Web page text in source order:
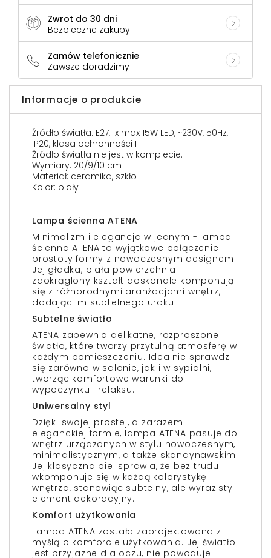
Zwrot do 30 dni
Bezpieczne zakupy
Zamów telefonicznie
Zawsze doradzimy
Informacje o produkcie
Źródło światła: E27, 1x max 15W LED, ~230V, 50Hz,
IP20, klasa ochronności I
Źródło światła nie jest w komplecie.
Wymiary: 20/9/10 cm
Materiał: ceramika, szkło
Kolor: biały
Lampa ścienna ATENA
Minimalizm i elegancja w jednym - lampa
ścienna ATENA to wyjątkowe połączenie
prostoty formy z nowoczesnym designem.
Jej gładka, biała powierzchnia i
zaokrąglony kształt doskonale komponują
się z różnorodnymi aranżacjami wnętrz,
dodając im subtelnego uroku.
Subtelne światło
ATENA zapewnia delikatne, rozproszone
światło, które tworzy przytulną atmosferę w
każdym pomieszczeniu. Idealnie sprawdzi
się zarówno w salonie, jak i w sypialni,
tworząc komfortowe warunki do
wypoczynku i relaksu.
Uniwersalny styl
Dzięki swojej prostej, a zarazem
eleganckiej formie, lampa ATENA pasuje do
wnętrz urządzonych w stylu nowoczesnym,
minimalistycznym, a także skandynawskim.
Jej klasyczna biel sprawia, że bez trudu
wkomponuje się w każdą kolorystykę
wnętrza, stanowiąc subtelny, ale wyrazisty
element dekoracyjny.
Komfort użytkowania
Lampa ATENA została zaprojektowana z
myślą o komforcie użytkowania. Jej światło
jest przyjazne dla oczu, nie powoduje